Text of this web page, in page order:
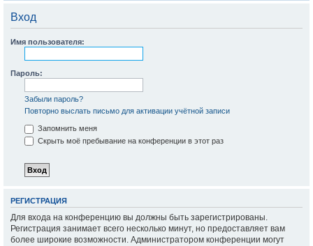
Вход
Имя пользователя:
Пароль:
Забыли пароль?
Повторно выслать письмо для активации учётной записи
Запомнить меня
Скрыть моё пребывание на конференции в этот раз
РЕГИСТРАЦИЯ
Для входа на конференцию вы должны быть зарегистрированы.
Регистрация занимает всего несколько минут, но предоставляет вам
более широкие возможности. Администратором конференции могут